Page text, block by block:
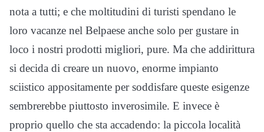
nota a tutti; e che moltitudini di turisti spendano le
loro vacanze nel Belpaese anche solo per gustare in
loco i nostri prodotti migliori, pure. Ma che addirittura
si decida di creare un nuovo, enorme impianto
sciistico appositamente per soddisfare queste esigenze
sembrerebbe piuttosto inverosimile. E invece è
proprio quello che sta accadendo: la piccola località